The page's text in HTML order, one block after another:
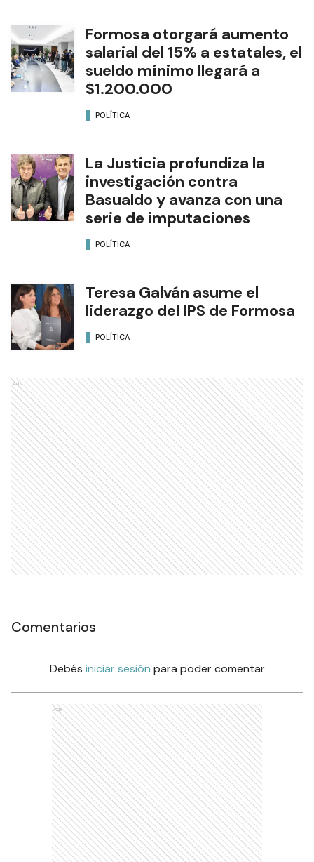
Formosa otorgará aumento
salarial del 15% a estatales, el
sueldo mínimo llegará a
$1.200.000
POLÍTICA
La Justicia profundiza la
investigación contra
Basualdo y avanza con una
serie de imputaciones
POLÍTICA
Teresa Galván asume el
liderazgo del IPS de Formosa
POLÍTICA
Ads
Comentarios
Debés iniciar sesión para poder comentar
Ads